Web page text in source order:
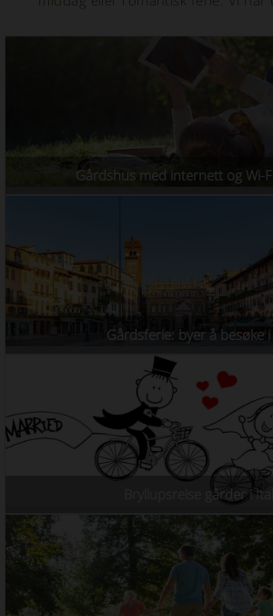
Gårdshus med internett og Wi-
Gårdsferie: byer å besøke i
Bryllupsreise gårder i